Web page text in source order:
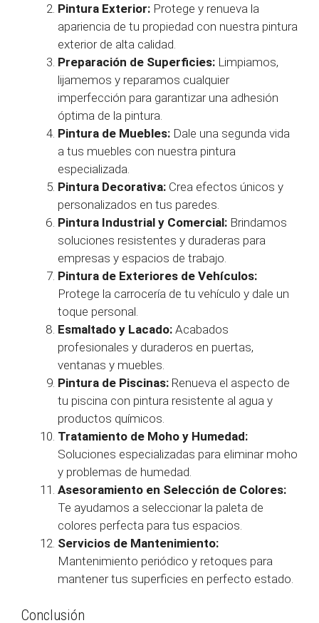
Pintura Exterior: Protege y renueva la
apariencia de tu propiedad con nuestra pintura
exterior de alta calidad.
Preparación de Superficies: Limpiamos,
lijamemos y reparamos cualquier
imperfección para garantizar una adhesión
óptima de la pintura.
Pintura de Muebles: Dale una segunda vida
a tus muebles con nuestra pintura
especializada.
Pintura Decorativa: Crea efectos únicos y
personalizados en tus paredes.
Pintura Industrial y Comercial: Brindamos
soluciones resistentes y duraderas para
empresas y espacios de trabajo.
Pintura de Exteriores de Vehículos:
Protege la carrocería de tu vehículo y dale un
toque personal.
Esmaltado y Lacado: Acabados
profesionales y duraderos en puertas,
ventanas y muebles.
Pintura de Piscinas: Renueva el aspecto de
tu piscina con pintura resistente al agua y
productos químicos.
Tratamiento de Moho y Humedad:
Soluciones especializadas para eliminar moho
y problemas de humedad.
Asesoramiento en Selección de Colores:
Te ayudamos a seleccionar la paleta de
colores perfecta para tus espacios.
Servicios de Mantenimiento:
Mantenimiento periódico y retoques para
mantener tus superficies en perfecto estado.
Conclusión